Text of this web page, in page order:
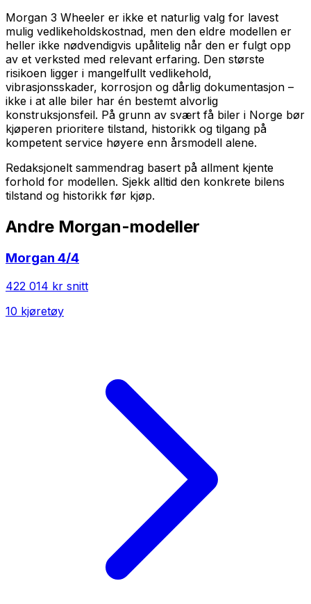
Morgan 3 Wheeler er ikke et naturlig valg for lavest
mulig vedlikeholdskostnad, men den eldre modellen er
heller ikke nødvendigvis upålitelig når den er fulgt opp
av et verksted med relevant erfaring. Den største
risikoen ligger i mangelfullt vedlikehold,
vibrasjonsskader, korrosjon og dårlig dokumentasjon –
ikke i at alle biler har én bestemt alvorlig
konstruksjonsfeil. På grunn av svært få biler i Norge bør
kjøperen prioritere tilstand, historikk og tilgang på
kompetent service høyere enn årsmodell alene.
Redaksjonelt sammendrag basert på allment kjente
forhold for modellen. Sjekk alltid den konkrete bilens
tilstand og historikk før kjøp.
Andre Morgan-modeller
Morgan 4/4
422 014 kr snitt
10 kjøretøy